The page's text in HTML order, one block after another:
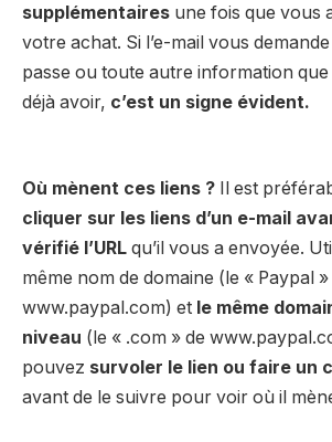
supplémentaires une fois que vous
votre achat. Si l’e-mail vous
passe ou toute autre information que
déjà avoir, c’est un signe évident.
Où mènent ces liens ? Il est
cliquer sur les liens d’un e-mail
vérifié l’URL qu’il vous a envoyée.
même nom de domaine (le « Paypal »
www.paypal.com) et le même
niveau (le « .com » de
pouvez survoler le lien ou faire un
avant de le suivre pour voir où il